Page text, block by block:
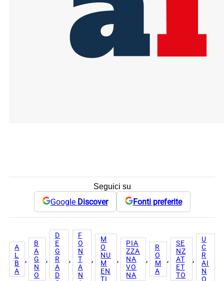
Seguici su
Google Discover Fonti preferite
A
L
B
A
,
B
A
G
N
O
,
D
E
G
R
A
D
,
F
O
N
T
A
N
,
M
O
NU
M
EN
TI
,
PIA
ZZA
NA
VO
NA
,
R
O
M
A
,
SE
NZ
AT
ET
TO
,
U
C
R
AI
N
O